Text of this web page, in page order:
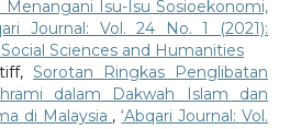
Menangani Isu-Isu Sosioekonomi,
Journal: Vol. 24 No. 1 (2021):
Sciences and Humanities
Sorotan Ringkas Penglibatan
dalam Dakwah Islam dan
di Malaysia ,‘Abqari Journal: Vol.